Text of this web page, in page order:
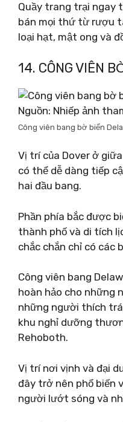
Quầy trang trại ngay
bán mọi thứ từ rượu
loại hạt, mật ong và
14. CÔNG VIÊN
Nguồn: Nhiếp ảnh
Công viên bang bờ biển
Vị trí của Dover ở
có thể dễ dàng tiếp
hai đầu bang.
Phần phía bắc được
thành phố và di tích
chắc chắn chỉ có các
Công viên bang
hoàn hảo cho những
những người thích
khu nghỉ dưỡng
Rehoboth.
Vị trí nơi vịnh và đại
đây trở nên phổ biến
người lướt sóng và